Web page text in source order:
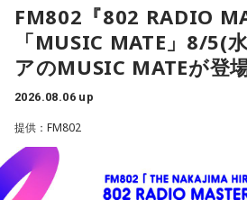
実況： 長谷川太（文化放送アナウン
ゲスト： 河合郁人
■番組ページ：
https://www.joqr.co.jp/qr/program/
■番組公式YouTube：
https://www.youtube.com/channel/
4zc-lcA
■メールアドレス：lions@joqr.net
＝MUSIC MATE が、現地の最新音楽
す！
●8/5(水)の放送では、「インドネシア
インドネシアのMUSIC STATION「
Camuiから現地の最新情報が届きまし
FM802『802 RADIO
「MUSIC MATE」8/5(
アのMUSIC MATEが登
2026.08.06 up
提供：FM802